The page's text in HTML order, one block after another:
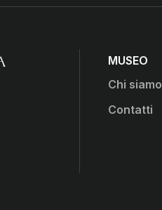
MUSEO
Chi siamo
Contatti